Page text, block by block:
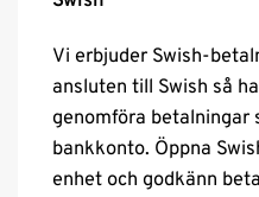
Vi erbjuder Swish-
ansluten till Swish så
genomföra
bankkonto. Öppna
enhet och godkänn